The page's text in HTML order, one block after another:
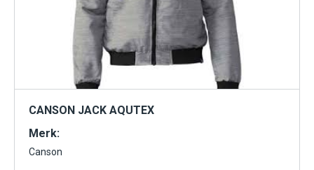
CANSON JACK AQUTEX
Merk:
Canson